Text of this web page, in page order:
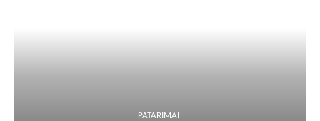
PATARIMAI